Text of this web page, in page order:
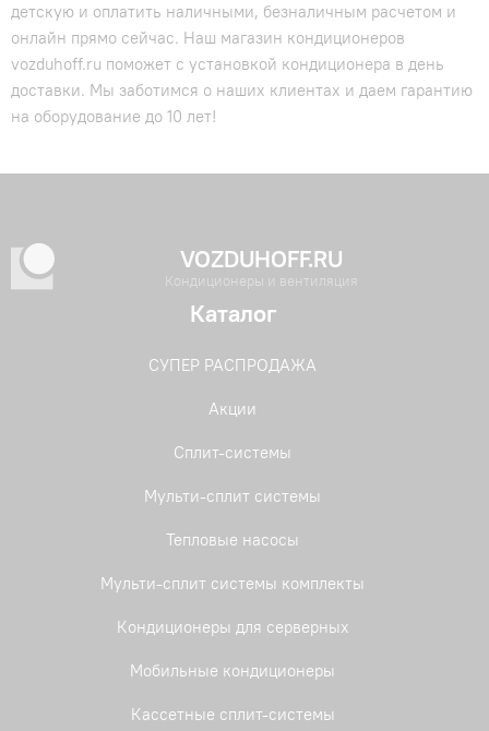
детскую и оплатить наличными, безналичным расчетом и
онлайн прямо сейчас. Наш магазин кондиционеров
vozduhoff.ru поможет с установкой кондиционера в день
доставки. Мы заботимся о наших клиентах и даем гарантию
на оборудование до 10 лет!
VOZDUHOFF.RU
Кондиционеры и вентиляция
Каталог
СУПЕР РАСПРОДАЖА
Акции
Сплит-системы
Мульти-сплит системы
Тепловые насосы
Мульти-сплит системы комплекты
Кондиционеры для серверных
Мобильные кондиционеры
Кассетные сплит-системы